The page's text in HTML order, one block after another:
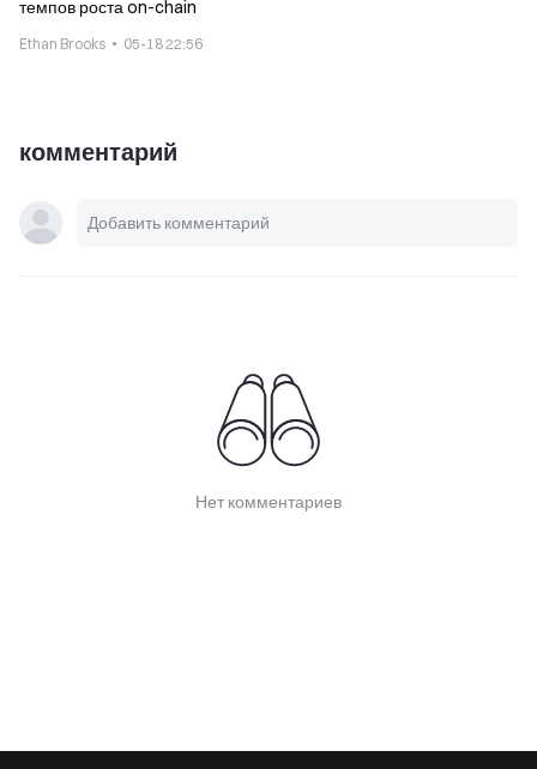
темпов роста on-chain
Ethan Brooks 05-18 22:56
комментарий
Нет комментариев